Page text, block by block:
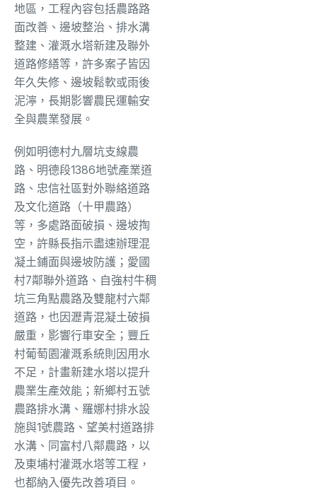
地區，工程內容包括農路路
面改善、邊坡整治、排水溝
整建、灌溉水塔新建及聯外
道路修繕等，許多案子皆因
年久失修、邊坡鬆軟或雨後
泥濘，長期影響農民運輸安
全與農業發展。
例如明德村九層坑支線農
路、明德段1386地號產業道
路、忠信社區對外聯絡道路
及文化道路（十甲農路）
等，多處路面破損、邊坡掏
空，許縣長指示盡速辦理混
凝土鋪面與邊坡防護；愛國
村7鄰聯外道路、自強村牛稠
坑三角點農路及雙龍村六鄰
道路，也因瀝青混凝土破損
嚴重，影響行車安全；豐丘
村葡萄園灌溉系統則因用水
不足，計畫新建水塔以提升
農業生產效能；新鄉村五號
農路排水溝、羅娜村排水設
施與1號農路、望美村道路排
水溝、同富村八鄰農路，以
及東埔村灌溉水塔等工程，
也都納入優先改善項目。